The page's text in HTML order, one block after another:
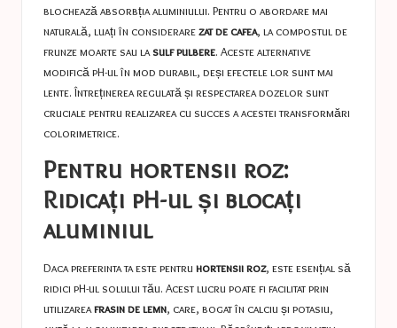
blochează absorbția aluminiului. Pentru o abordare mai
naturală, luați în considerarezat de cafea, la compostul de
frunze moarte sau lasulf pulbere. Aceste alternative
modifică pH-ul în mod durabil, deși efectele lor sunt mai
lente. Întreținerea regulată și respectarea dozelor sunt
cruciale pentru realizarea cu succes a acestei transformări
colorimetrice.
Pentru hortensii roz:
Ridicați pH-ul și blocați
aluminiul
Daca preferinta ta este pentru hortensii roz, este esențial să
ridici pH-ul solului tău. Acest lucru poate fi facilitat prin
utilizareafrasin de lemn, care, bogat în calciu și potasiu,